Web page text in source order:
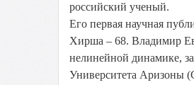
российский ученый.
Его первая научная
Хирша – 68. Владимир
нелинейной динамике,
Университета Аризоны